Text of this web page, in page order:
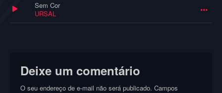
Sem Cor
URSAL
Deixe um comentário
O seu endereço de e-mail não será publicado. Campos